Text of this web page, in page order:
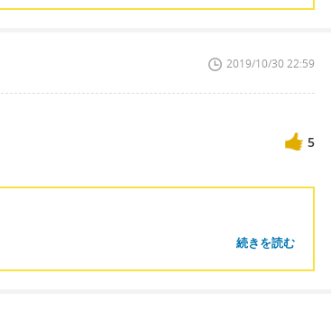
2019/10/30 22:59
5
続きを読む